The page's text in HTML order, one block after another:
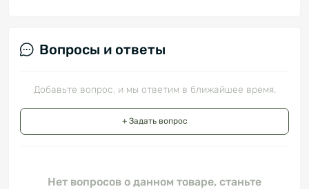
Вопросы и ответы
Добавьте вопрос, и мы ответим в ближайшее время.
+ Задать вопрос
Нет вопросов о данном товаре, станьте